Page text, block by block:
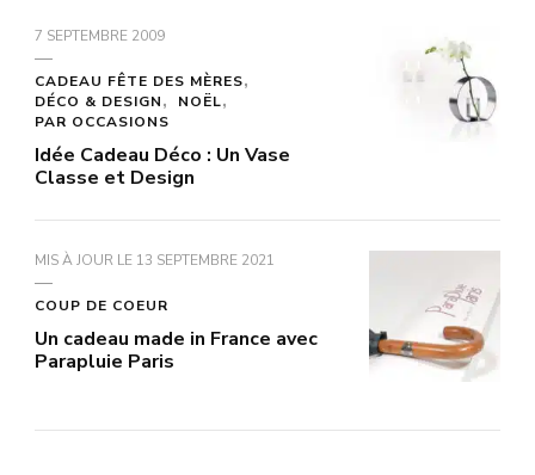
7 SEPTEMBRE 2009
CADEAU FÊTE DES MÈRES
DÉCO & DESIGN
NOËL
PAR OCCASIONS
Idée Cadeau Déco : Un Vase
Classe et Design
MIS À JOUR LE 13 SEPTEMBRE 2021
COUP DE COEUR
Un cadeau made in France avec
Parapluie Paris